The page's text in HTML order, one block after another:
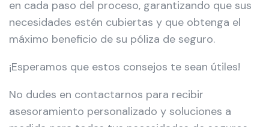
en cada paso del proceso, garantizando que sus
necesidades estén cubiertas y que obtenga el
máximo beneficio de su póliza de seguro.
¡Esperamos que estos consejos te sean útiles!
No dudes en contactarnos para recibir
asesoramiento personalizado y soluciones a